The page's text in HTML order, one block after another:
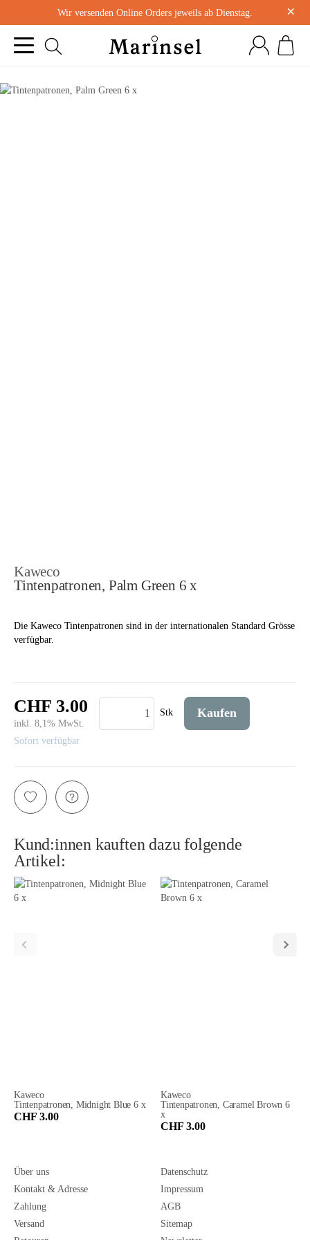
Wir versenden Online Orders jeweils ab Dienstag. ×
Kaweco
Tintenpatronen, Palm Green 6 x
Die Kaweco Tintenpatronen sind in der internationalen Standard Grösse
verfügbar.
CHF 3.00
inkl. 8,1% MwSt.
Sofort verfügbar
Stk Kaufen
Kund:innen kauften dazu folgende
Artikel:
Kaweco
Tintenpatronen, Midnight Blue 6 x
CHF 3.00
Kaweco
Tintenpatronen, Caramel Brown 6
x
CHF 3.00
Über uns
Kontakt & Adresse
Zahlung
Versand
Datenschutz
Impressum
AGB
Sitemap